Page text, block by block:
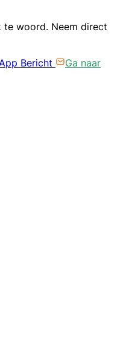
te woord. Neem direct
Bericht
Ga naar